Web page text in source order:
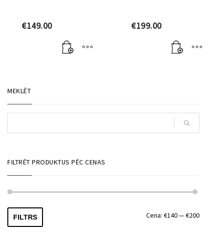
€149.00 €199.00
MEKLĒT
FILTRĒT PRODUKTUS PĒC CENAS
Min.
Maks.
FILTRS Cena: €140—€200